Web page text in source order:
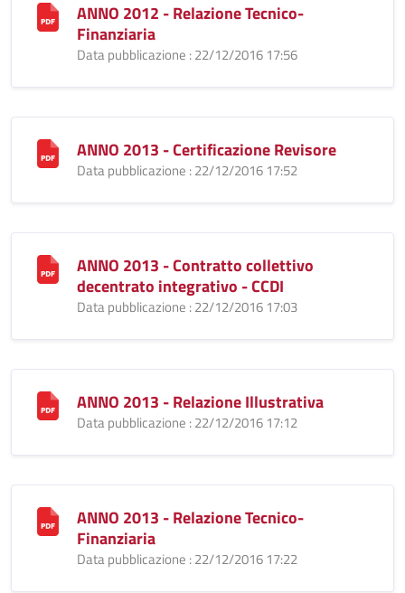
ANNO 2012 - Relazione Tecnico-
Finanziaria
Data pubblicazione : 22/12/2016 17:56
ANNO 2013 - Certificazione Revisore
Data pubblicazione : 22/12/2016 17:52
ANNO 2013 - Contratto collettivo
decentrato integrativo - CCDI
Data pubblicazione : 22/12/2016 17:03
ANNO 2013 - Relazione Illustrativa
Data pubblicazione : 22/12/2016 17:12
ANNO 2013 - Relazione Tecnico-
Finanziaria
Data pubblicazione : 22/12/2016 17:22